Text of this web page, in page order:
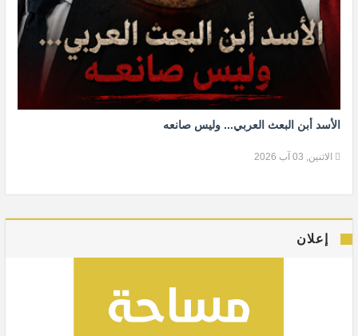
الأسد أبن البعث العربي... وليس صانعه
الاثنين, 03 آب 2026
إعلان